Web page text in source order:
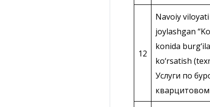
12
Navoiy
joylashgan
konida
ko‘rsatish
Услуги по